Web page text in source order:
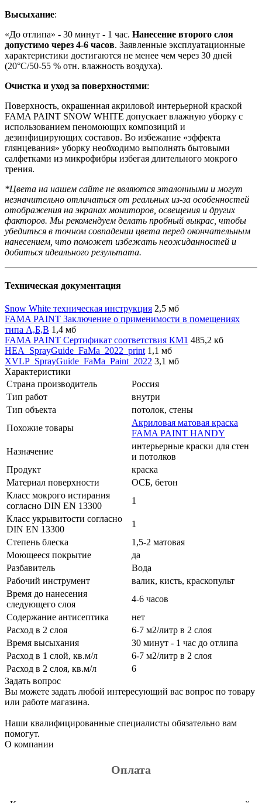
Высыхание:
«До отлипа» - 30 минут - 1 час. Нанесение второго слоя
допустимо через 4-6 часов. Заявленные эксплуатационные
характеристики достигаются не менее чем через 30 дней
(20°C/50-55 % отн. влажность воздуха).
Очистка и уход за поверхностями:
Поверхность, окрашенная акриловой интерьерной краской
FAMA PAINT SNOW WHITE допускает влажную уборку с
использованием пеномоющих композиций и
дезинфицирующих составов. Во избежание «эффекта
глянцевания» уборку необходимо выполнять бытовыми
салфетками из микрофибры избегая длительного мокрого
трения.
*Цвета на нашем сайте не являются эталонными и могут
незначительно отличаться от реальных из-за особенностей
отображения на экранах мониторов, освещения и других
факторов. Мы рекомендуем делать пробный выкрас, чтобы
убедиться в точном совпадении цвета перед окончательным
нанесением, что поможет избежать неожиданностей и
добиться идеального результата.
Техническая документация
Snow White техническая инструкция 2,5 мб
FAMA PAINT Заключение о применимости в помещениях
типа А,Б,В 1,4 мб
FAMA PAINT Сертификат соответствия КМ1 485,2 кб
HEA_SprayGuide_FaMa_2022_print 1,1 мб
XVLP_SprayGuide_FaMa_Paint_2022 3,1 мб
Характеристики
Страна производитель
Россия
Тип работ
внутри
Тип объекта
потолок, стены
Похожие товары
Акриловая матовая краска
FAMA PAINT HANDY
Назначение
интерьерные краски для стен
и потолков
Продукт
краска
Материал поверхности
ОСБ, бетон
Класс мокрого истирания
согласно DIN EN 13300
1
Класс укрывитости согласно
DIN EN 13300
1
Степень блеска
1,5-2 матовая
Моющееся покрытие
да
Разбавитель
Вода
Рабочий инструмент
валик, кисть, краскопульт
Время до нанесения
следующего слоя
4-6 часов
Содержание антисептика
нет
Расход в 2 слоя
6-7 м2/литр в 2 слоя
Время высыхания
30 минут - 1 час до отлипа
Расход в 1 слой, кв.м/л
6-7 м2/литр в 2 слоя
Расход в 2 слоя, кв.м/л
6
Задать вопрос
Вы можете задать любой интересующий вас вопрос по товару
или работе магазина.
Наши квалифицированные специалисты обязательно вам
помогут.
О компании
Оплата